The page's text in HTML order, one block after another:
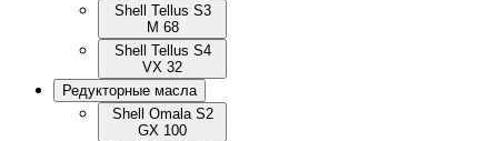
Shell Tellus S3
M 68
Shell Tellus S4
VX 32
Редукторные масла
Shell Omala S2
GX 100